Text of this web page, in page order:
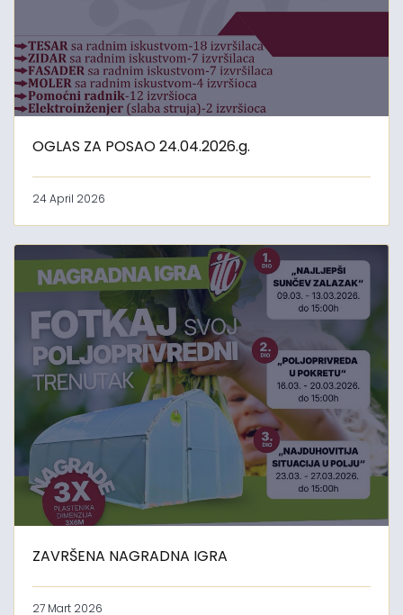
OGLAS ZA POSAO 24.04.2026.g.
24 April 2026
ZAVRŠENA NAGRADNA IGRA
27 Mart 2026